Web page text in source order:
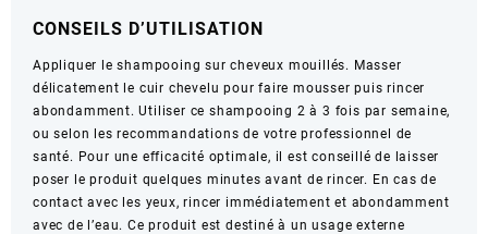
CONSEILS D’UTILISATION
Appliquer le shampooing sur cheveux mouillés. Masser
délicatement le cuir chevelu pour faire mousser puis rincer
abondamment. Utiliser ce shampooing 2 à 3 fois par semaine,
ou selon les recommandations de votre professionnel de
santé. Pour une efficacité optimale, il est conseillé de laisser
poser le produit quelques minutes avant de rincer. En cas de
contact avec les yeux, rincer immédiatement et abondamment
avec de l’eau. Ce produit est destiné à un usage externe